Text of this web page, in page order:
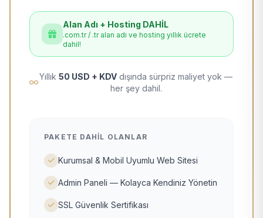
Alan Adı + Hosting DAHİL
.com.tr / .tr alan adı ve hosting yıllık ücrete
dahil!
Yıllık 50 USD + KDV dışında sürpriz maliyet yok —
her şey dahil.
PAKETE DAHIL OLANLAR
Kurumsal & Mobil Uyumlu Web Sitesi
Admin Paneli — Kolayca Kendiniz Yönetin
SSL Güvenlik Sertifikası